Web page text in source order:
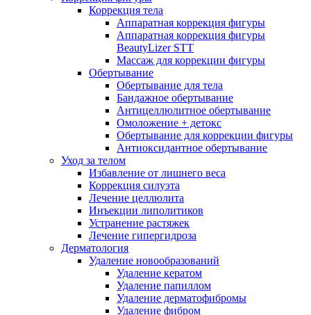
Коррекция тела
Аппаратная коррекция фигуры
Аппаратная коррекция фигуры
BeautyLizer STT
Массаж для коррекции фигуры
Обертывание
Обертывание для тела
Бандажное обертывание
Антицеллюлитное обертывание
Омоложение + детокс
Обертывание для коррекции фигуры
Антиоксидантное обертывание
Уход за телом
Избавление от лишнего веса
Коррекция силуэта
Лечение целлюлита
Инъекции липолитиков
Устранение растяжек
Лечение гипергидроза
Дерматология
Удаление новообразований
Удаление кератом
Удаление папиллом
Удаление дерматофибромы
Удаление фибром